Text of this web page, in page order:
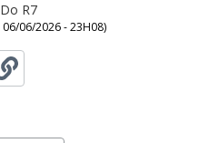
Do R7
06/06/2026 - 23H08)